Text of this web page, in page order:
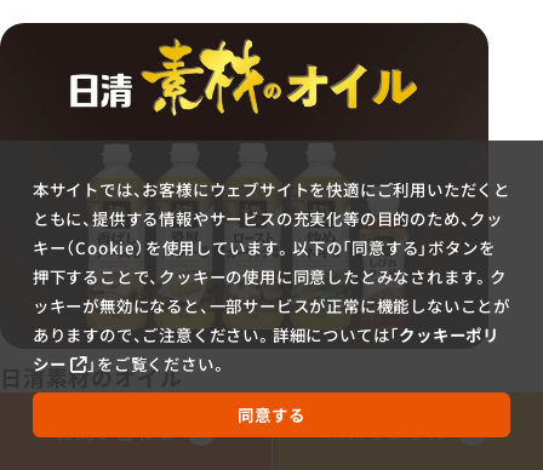
お問い合わせ 無料サンプル
日清素材のオイル
本サイトでは、お客様にウェブサイトを快適にご利用いただくと
ともに、提供する情報やサービスの充実化等の目的のため、クッ
キー（Cookie）を使用しています。以下の「同意する」ボタンを
押下することで、クッキーの使用に同意したとみなされます。ク
ッキーが無効になると、一部サービスが正常に機能しないことが
ありますので、ご注意ください。詳細については「クッキーポリ
シー
」をご覧ください。
同意する